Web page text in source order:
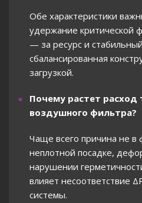
Обе характеристики
удержание критической
— за ресурс и
сбалансированная
загрузкой.
Почему растет расход
воздушного фильтра?
Чаще всего причина не в
неплотной посадке,
нарушении
влияет несоответствие
системы.